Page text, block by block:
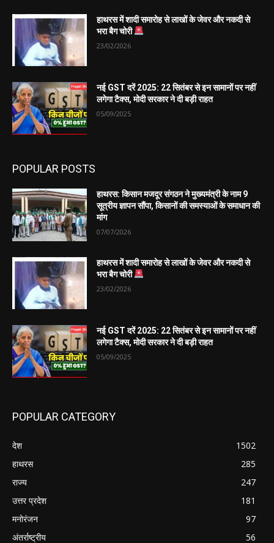
हाथरस में शादी समारोह से लाखों के जेवर और नकदी से
भरा बैग चोरी
23/02/2026
नई GST दरें 2025: 22 सितंबर से इन सामानों पर नहीं
लगेगा टैक्स, मोदी सरकार ने दी बड़ी राहत
05/09/2025
POPULAR POSTS
हाथरस: किसान मजदूर संगठन ने मुख्यमंत्री के नाम 9
सूत्रीय ज्ञापन सौंपा, किसानों की समस्याओं के समाधान की
मांग
07/07/2026
हाथरस में शादी समारोह से लाखों के जेवर और नकदी से
भरा बैग चोरी
23/02/2026
नई GST दरें 2025: 22 सितंबर से इन सामानों पर नहीं
लगेगा टैक्स, मोदी सरकार ने दी बड़ी राहत
05/09/2025
POPULAR CATEGORY
देश
1502
हाथरस
285
राज्य
247
उत्तर प्रदेश
181
मनोरंजन
97
अंतर्राष्ट्रीय
56